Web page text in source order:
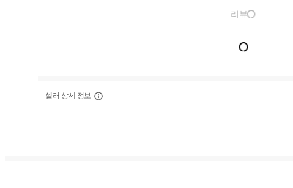
리뷰
셀러 상세 정보